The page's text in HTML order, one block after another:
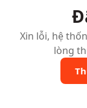
Xin lỗi, hệ
lòng